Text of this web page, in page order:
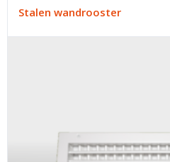
Stalen wandrooster